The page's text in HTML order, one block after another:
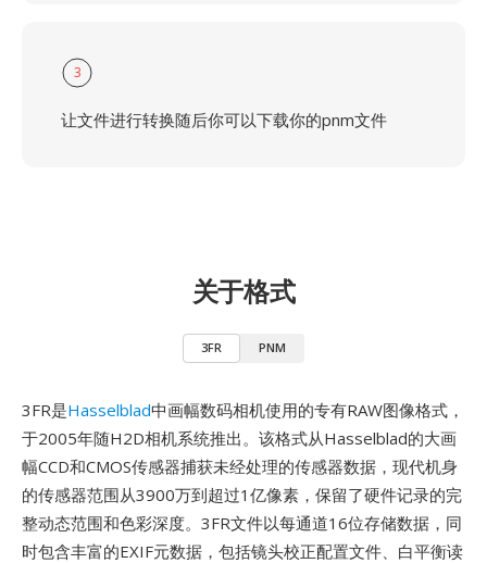
3
让文件进行转换随后你可以下载你的pnm文件
关于格式
3FR PNM
3FR是Hasselblad中画幅数码相机使用的专有RAW图像格式，
于2005年随H2D相机系统推出。该格式从Hasselblad的大画
幅CCD和CMOS传感器捕获未经处理的传感器数据，现代机身
的传感器范围从3900万到超过1亿像素，保留了硬件记录的完
整动态范围和色彩深度。3FR文件以每通道16位存储数据，同
时包含丰富的EXIF元数据，包括镜头校正配置文件、白平衡读